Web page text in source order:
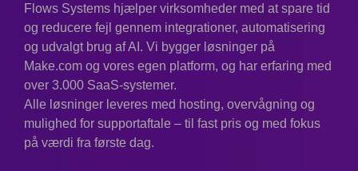
Flows Systems hjælper virksomheder med at spare tid
og reducere fejl gennem integrationer, automatisering
og udvalgt brug af AI. Vi bygger løsninger på
Make.com og vores egen platform, og har erfaring med
over 3.000 SaaS-systemer.
Alle løsninger leveres med hosting, overvågning og
mulighed for supportaftale – til fast pris og med fokus
på værdi fra første dag.